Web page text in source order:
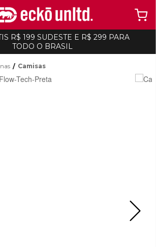
R$ 199 SUDESTE E R$ 299 PARA
TODO O BRASIL
Camisas